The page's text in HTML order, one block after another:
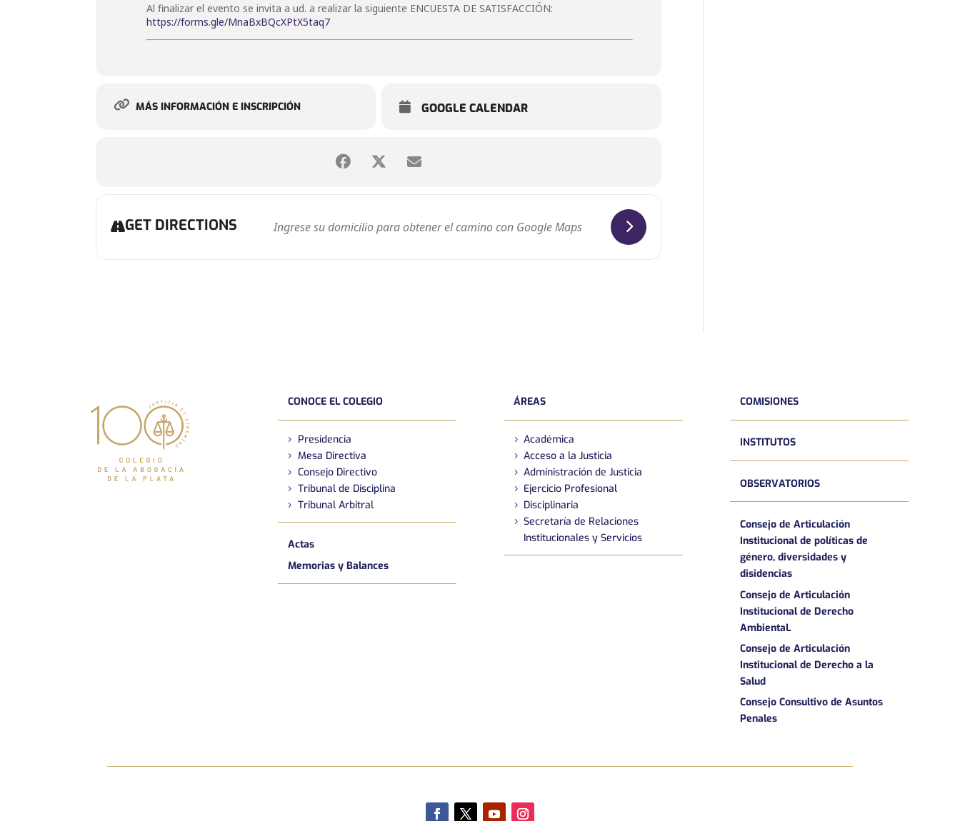
Al finalizar el evento se invita a ud. a realizar la siguiente ENCUESTA DE SATISFACCIÓN:
https://forms.gle/MnaBxBQcXPtX5taq7
MÁS INFORMACIÓN E INSCRIPCIÓN GOOGLE CALENDAR
GET DIRECTIONS
CONOCE EL COLEGIO
Presidencia
Mesa Directiva
Consejo Directivo
Tribunal de Disciplina
Tribunal Arbitral
Actas
Memorias y Balances
ÁREAS
Académica
Acceso a la Justicia
Administración de Justicia
Ejercicio Profesional
Disciplinaria
Secretaría de Relaciones
Institucionales y Servicios
COMISIONES
INSTITUTOS
OBSERVATORIOS
Consejo de Articulación
Institucional de políticas de
género, diversidades y
disidencias
Consejo de Articulación
Institucional de Derecho
AmbientaL
Consejo de Articulación
Institucional de Derecho a la
Salud
Consejo Consultivo de Asuntos
Penales